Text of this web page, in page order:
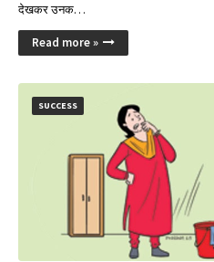
देखकर उनक…
Read more »
SUCCESS